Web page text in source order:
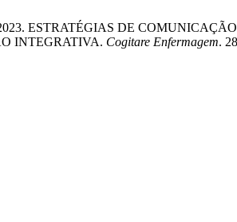
ESTRATÉGIAS DE
INTEGRATIVA. Cogitare Enfermagem.